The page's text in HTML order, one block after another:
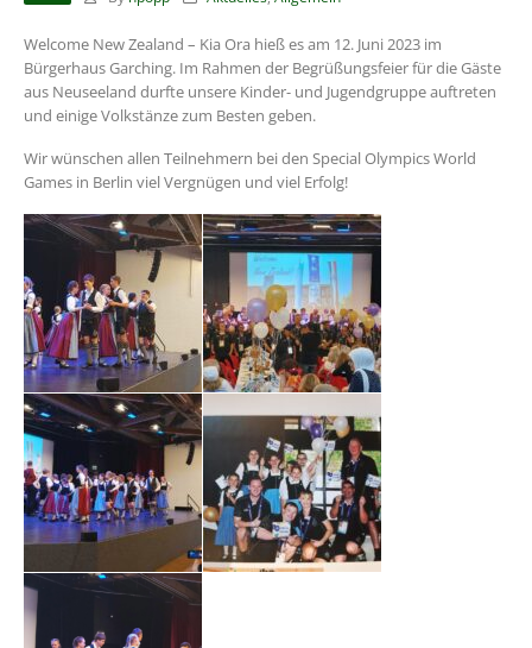
Welcome New Zealand – Kia Ora hieß es am 12. Juni 2023 im
Bürgerhaus Garching. Im Rahmen der Begrüßungsfeier für die Gäste
aus Neuseeland durfte unsere Kinder- und Jugendgruppe auftreten
und einige Volkstänze zum Besten geben.
Wir wünschen allen Teilnehmern bei den Special Olympics World
Games in Berlin viel Vergnügen und viel Erfolg!